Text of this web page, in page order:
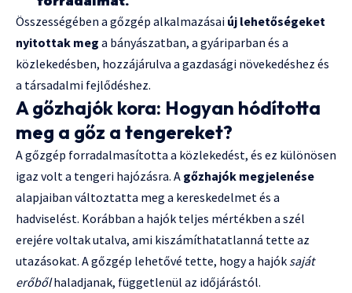
Összességében a gőzgép alkalmazásai új lehetőségeket
nyitottak meg a bányászatban, a gyáriparban és a
közlekedésben, hozzájárulva a gazdasági növekedéshez és
a társadalmi fejlődéshez.
A gőzhajók kora: Hogyan hódította
meg a gőz a tengereket?
A gőzgép forradalmasította a közlekedést, és ez különösen
igaz volt a tengeri hajózásra. A gőzhajók megjelenése
alapjaiban változtatta meg a kereskedelmet és a
hadviselést. Korábban a hajók teljes mértékben a szél
erejére voltak utalva, ami kiszámíthatatlanná tette az
utazásokat. A gőzgép lehetővé tette, hogy a hajók saját
erőbőlhaladjanak, függetlenül az időjárástól.